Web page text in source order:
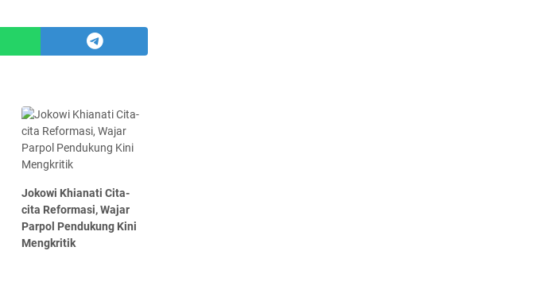
Jokowi Khianati Cita-
cita Reformasi, Wajar
Parpol Pendukung Kini
Mengkritik